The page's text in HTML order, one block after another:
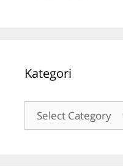
Kategori